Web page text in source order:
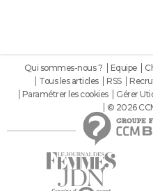
Qui sommes-nous ? Equipe
Tous les articles
RSS
Paramétrer les cookies
Gérer
© 2026